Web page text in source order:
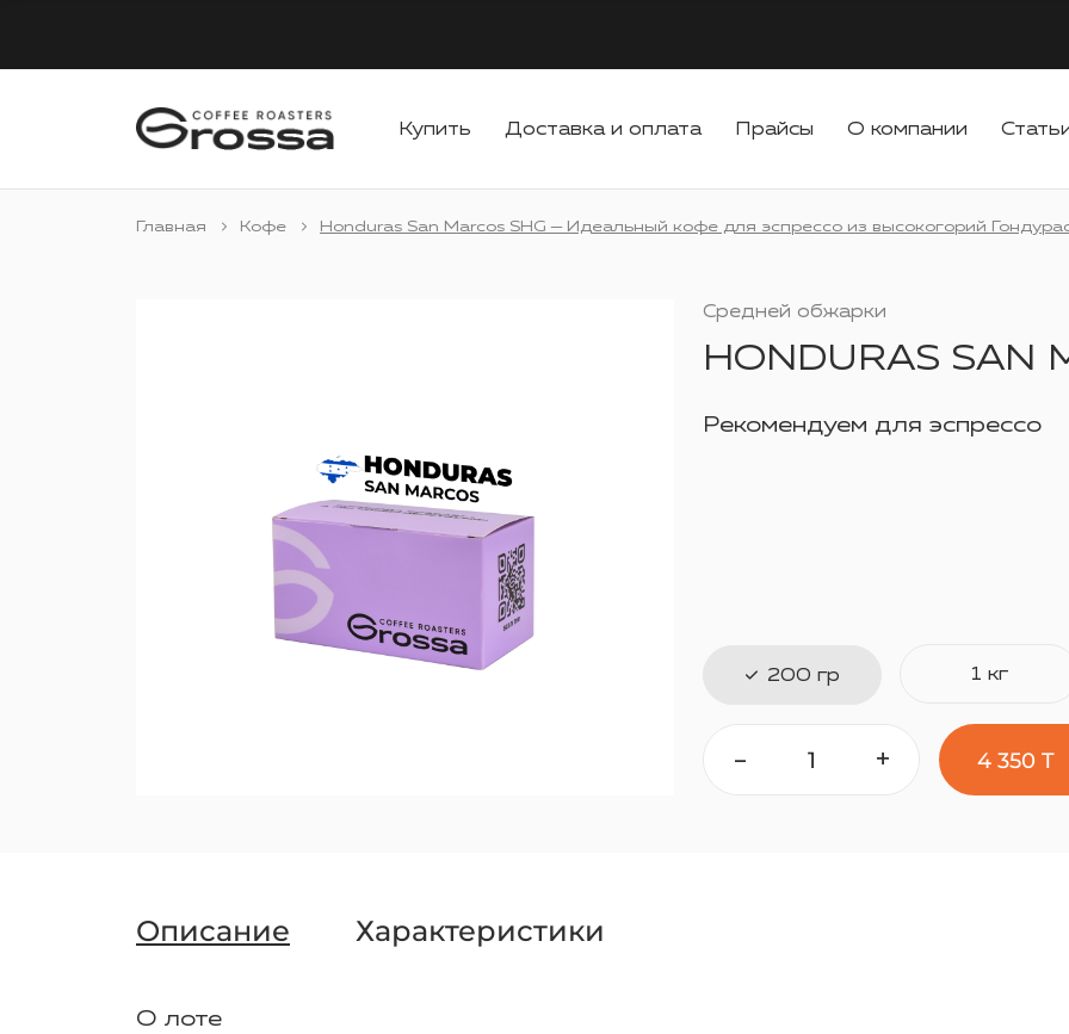
Купить Доставка и оплата Прайсы О компании
Главная Кофе Honduras San Marcos SHG — Идеальный кофе для эспрессо из высокогорий
Средней обжарки
HONDURAS SAN
Рекомендуем для эспрессо
200 гр 1 кг
- + 4 350 T
Описание Характеристики
О лоте